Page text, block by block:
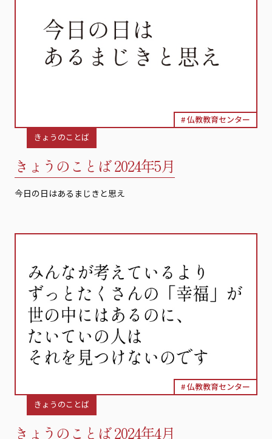
仏教教育センター
きょうのことば
きょうのことば 2024年5月
今日の日はあるまじきと思え
仏教教育センター
きょうのことば
きょうのことば 2024年4月